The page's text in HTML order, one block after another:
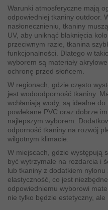
Warunki atmosferyczne mają
odpowiedniej tkaniny outdoor.
nasłonecznieniu, tkaniny
UV, aby uniknąć blaknięcia
przeciwnym razie, tkanina
funkcjonalności. Dlatego w
wyborem są materiały
ochronę przed słońcem.
W regionach, gdzie często
jest wodoodporność tkaniny.
wchłaniają wody, są idealne
powlekane PVC oraz dobrze
najlepszym wyborem.
odporność tkaniny na rozwój
wilgotnym klimacie.
W miejscach, gdzie występują
być wytrzymałe na rozdarcia i
lub tkaniny z dodatkiem nylonu
elastyczność, co jest
odpowiedniemu wyborowi
nie tylko będzie estetyczny, ale